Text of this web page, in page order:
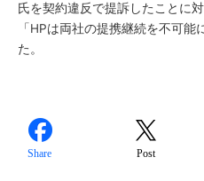
氏を契約違反で提訴したことに
「HPは両社の提携継続を不可
た。
Share Post